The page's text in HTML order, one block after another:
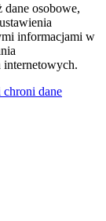
osobowe,
informacjami w
internetowych.
dane